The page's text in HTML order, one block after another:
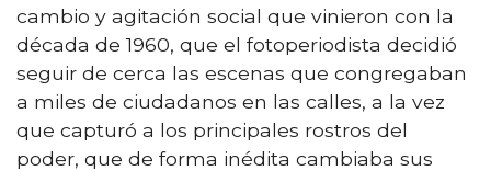
cambio y agitación social que vinieron con la
década de 1960, que el fotoperiodista decidió
seguir de cerca las escenas que congregaban
a miles de ciudadanos en las calles, a la vez
que capturó a los principales rostros del
poder, que de forma inédita cambiaba sus